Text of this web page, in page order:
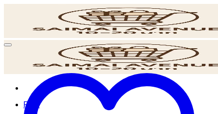
เนื้อหา
POS